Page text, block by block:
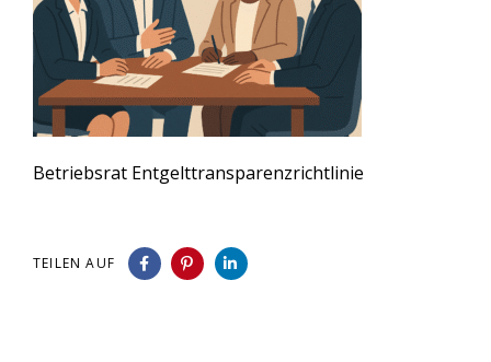
Betriebsrat Entgelttransparenzrichtlinie
TEILEN AUF